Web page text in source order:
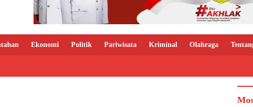
Ekonomi Politik Pariwisata Kriminal Olahraga